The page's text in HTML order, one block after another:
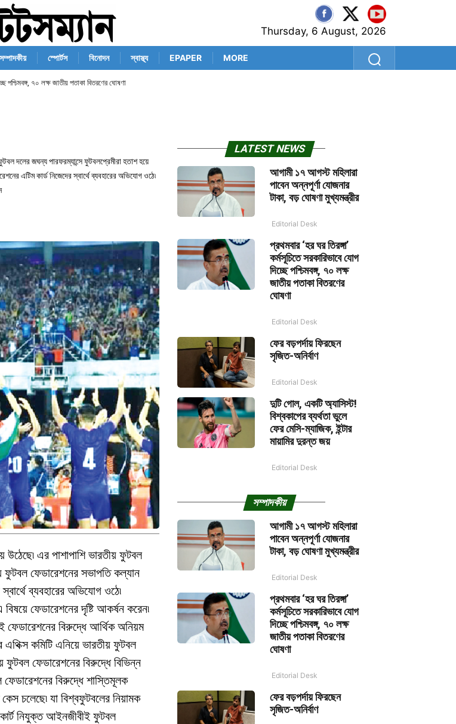
Thursday, 6 August, 2026
সম্পাদকীয় স্পোর্টস বিনোদন স্বাস্থ্য EPAPER MORE
পশ্চিমবঙ্গ, ৭০ লক্ষ জাতীয় পতাকা বিতরণের ঘোষণা
দলের জঘন্য পারফরম্যান্সে ফুটবলপ্রেমীরা হতাশ হয়ে
এটিম কার্ড নিজেদের স্বার্থে ব্যবহারের অভিযোগ ওঠে৷
এর পাশাপাশি ভারতীয় ফুটবল
ফুটবল ফেডারেশনের সভাপতি কল্যান
ব্যবহারের অভিযোগ ওঠে৷
ফেডারেশনের দৃষ্টি আকর্ষন করেন৷
ফেডারেশনের বিরুদ্ধে আর্থিক অনিয়ম
কমিটি এনিয়ে ভারতীয় ফুটবল
ফুটবল ফেডারেশনের বিরুদ্ধে বিভিন্ন
বিরুদ্ধে শাস্তিমূলক
চলেছে৷ যা বিশ্বফুটবলের নিয়ামক
কোর্ট নিযুক্ত আইনজীবীই ফুটবল
LATEST NEWS
আগামী ১৭ আগস্ট মহিলারা
পাবেন অন্নপূর্ণা যোজনার
টাকা, বড় ঘোষণা মুখ্যমন্ত্রীর
Editorial Desk
প্রথমবার ‘হর ঘর তিরঙ্গা’
কর্মসূচিতে সরকারিভাবে যোগ
দিচ্ছে পশ্চিমবঙ্গ, ৭০ লক্ষ
জাতীয় পতাকা বিতরণের
ঘোষণা
Editorial Desk
ফের বড়পর্দায় ফিরছেন
সৃজিত-অনির্বাণ
Editorial Desk
দুটি গোল, একটি অ্যাসিস্ট!
বিশ্বকাপের ব্যর্থতা ভুলে
ফের মেসি-ম্যাজিক, ইন্টার
মায়ামির দুরন্ত জয়
Editorial Desk
সম্পাদকীয়
আগামী ১৭ আগস্ট মহিলারা
পাবেন অন্নপূর্ণা যোজনার
টাকা, বড় ঘোষণা মুখ্যমন্ত্রীর
Editorial Desk
প্রথমবার ‘হর ঘর তিরঙ্গা’
কর্মসূচিতে সরকারিভাবে যোগ
দিচ্ছে পশ্চিমবঙ্গ, ৭০ লক্ষ
জাতীয় পতাকা বিতরণের
ঘোষণা
Editorial Desk
ফের বড়পর্দায় ফিরছেন
সৃজিত-অনির্বাণ